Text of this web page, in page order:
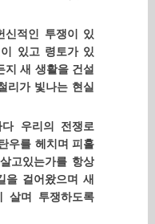
신적인 투쟁이 있
있고 령토가 있
지 새 생활을 건설
리가 빛나는 현실
다 우리의 전쟁로
우를 헤치며 피흘
고있는가를 항상
을 걸어왔으며 새
살며 투쟁하도록